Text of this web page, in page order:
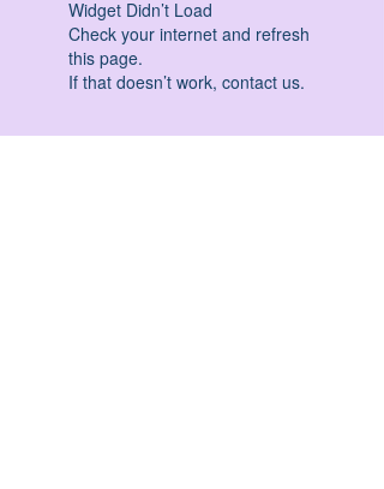
Widget Didn’t Load
Check your internet and refresh
this page.
If that doesn’t work, contact us.